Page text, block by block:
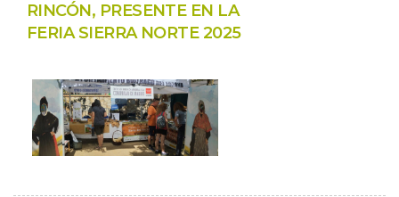
RINCÓN, PRESENTE EN LA
FERIA SIERRA NORTE 2025